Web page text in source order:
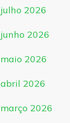
julho 2026
junho 2026
maio 2026
abril 2026
março 2026